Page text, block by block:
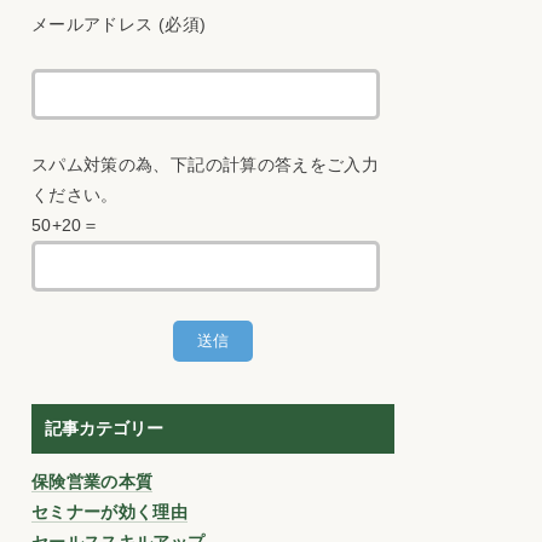
メールアドレス (必須)
スパム対策の為、下記の計算の答えをご入力
ください。
50+20＝
記事カテゴリー
保険営業の本質
セミナーが効く理由